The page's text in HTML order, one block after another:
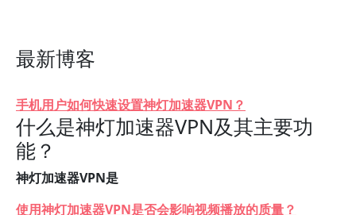
最新博客
手机用户如何快速设置神灯加速器VPN？
什么是神灯加速器VPN及其主要功
能？
神灯加速器VPN是
使用神灯加速器VPN是否会影响视频播放的质量？